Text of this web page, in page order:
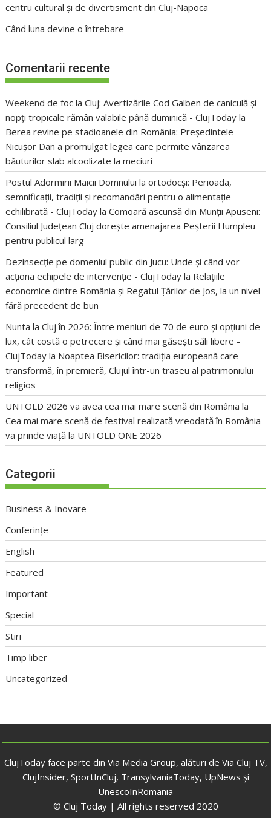
centru cultural și de divertisment din Cluj-Napoca
Când luna devine o întrebare
Comentarii recente
Weekend de foc la Cluj: Avertizările Cod Galben de caniculă și
nopți tropicale rămân valabile până duminică - ClujToday la
Berea revine pe stadioanele din România: Președintele
Nicușor Dan a promulgat legea care permite vânzarea
băuturilor slab alcoolizate la meciuri
Postul Adormirii Maicii Domnului la ortodocși: Perioada,
semnificații, tradiții și recomandări pentru o alimentație
echilibrată - ClujToday laComoară ascunsă din Munții Apuseni:
Consiliul Județean Cluj dorește amenajarea Peșterii Humpleu
pentru publicul larg
Dezinsecție pe domeniul public din Jucu: Unde și când vor
acționa echipele de intervenție - ClujToday la Relațiile
economice dintre România și Regatul Țărilor de Jos, la un nivel
fără precedent de bun
Nunta la Cluj în 2026: Între meniuri de 70 de euro și opțiuni de
lux, cât costă o petrecere și când mai găsești săli libere -
ClujToday la Noaptea Bisericilor: tradiția europeană care
transformă, în premieră, Clujul într-un traseu al patrimoniului
religios
UNTOLD 2026 va avea cea mai mare scenă din România la
Cea mai mare scenă de festival realizată vreodată în România
va prinde viață la UNTOLD ONE 2026
Categorii
Business & Inovare
Conferințe
English
Featured
Important
Special
Stiri
Timp liber
Uncategorized
ClujToday face parte din Via Media Group, alături de Via Cluj TV,
ClujInsider, SportInCluj, TransylvaniaToday, UpNews și
UnescoInRomania
© Cluj Today | All rights reserved 2020